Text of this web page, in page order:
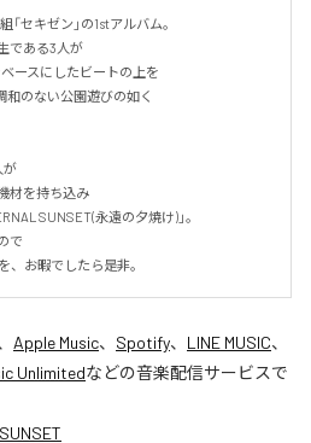
セキゼン」の1stアルバム。
である3人が
ースにしたビートの上を
のない公園遊びの如く
が
材を持ち込み
SUNSET(永遠の夕焼け)」。
で
、お暇でしたら是非。
Apple Music、 Spotify、 LINE MUSIC、
Unlimitedなどの音楽配信サービスで